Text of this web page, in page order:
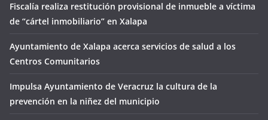
Fiscalía realiza restitución provisional de inmueble a víctima
de “cártel inmobiliario” en Xalapa
Ayuntamiento de Xalapa acerca servicios de salud a los
Centros Comunitarios
Impulsa Ayuntamiento de Veracruz la cultura de la
prevención en la niñez del municipio